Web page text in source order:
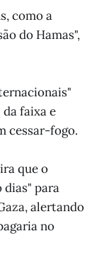
como a
do Hamas",
faixa e
cessar-fogo.
que o
dias" para
alertando
no